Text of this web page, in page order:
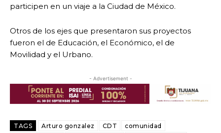
participen en un viaje a la Ciudad de México.
Otros de los ejes que presentaron sus proyectos
fueron el de Educación, el Económico, el de
Movilidad y el Urbano.
- Advertisement -
TAGS Arturo gonzalez CDT
comunidad